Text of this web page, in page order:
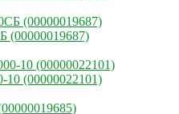
(00000022101)